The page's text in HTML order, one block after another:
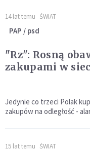
14 lat temu ŚWIAT
PAP / psd
"Rz": Rosną
zakupami w
Jedynie co trzeci Polak
zakupów na odległość -
15 lat temu ŚWIAT